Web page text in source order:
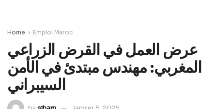
Home Emploi Maroc
عرض العمل في القرض الزراعي
المغربي: مهندس مبتدئ في الأمن
السيبراني